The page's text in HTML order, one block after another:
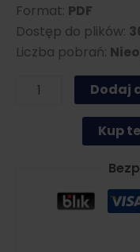
Format: PDF
Dostęp do plików:
Liczba pobrań:
ilość
Sprzedającego
Dodaj
Kup